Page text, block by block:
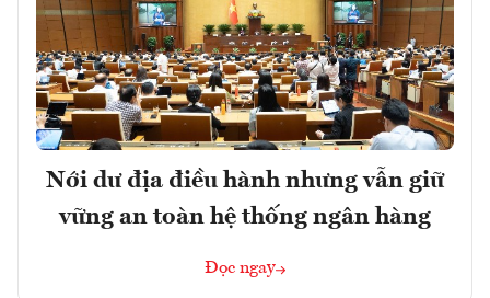
Nới dư địa điều hành nhưng vẫn giữ
vững an toàn hệ thống ngân hàng
Đọc ngay